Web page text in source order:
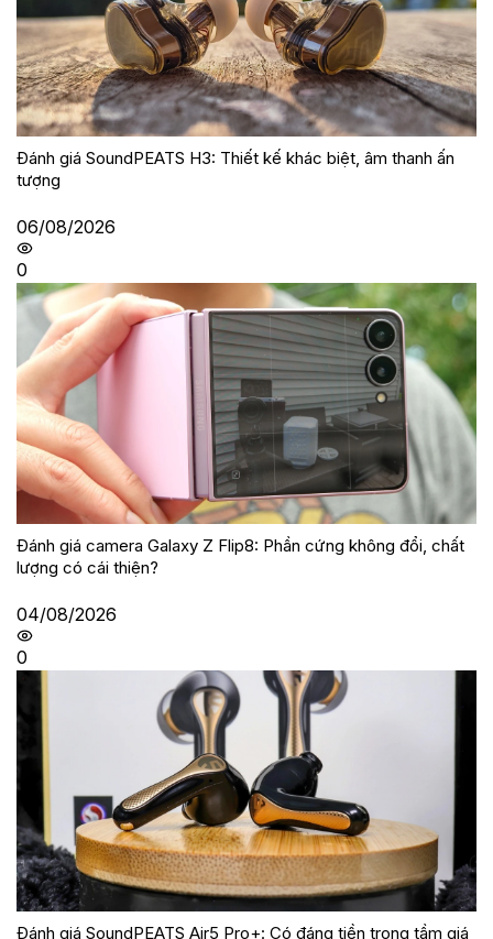
Đánh giá SoundPEATS H3: Thiết kế khác biệt, âm thanh ấn
tượng
06/08/2026
0
Đánh giá camera Galaxy Z Flip8: Phần cứng không đổi, chất
lượng có cái thiện?
04/08/2026
0
Đánh giá SoundPEATS Air5 Pro+: Có đáng tiền trong tầm giá